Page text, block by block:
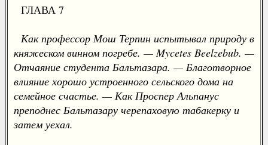
ГЛАВА 7
Как профессор Мош Терпин испытывал природу в
княжеском винном погребе. — Mycetes Beelzebub. —
Отчаяние студента Бальтазара. — Благотворное
влияние хорошо устроенного сельского дома на
семейное счастье. — Как Проспер Альпанус
преподнес Бальтазару черепаховую табакерку и
затем уехал.